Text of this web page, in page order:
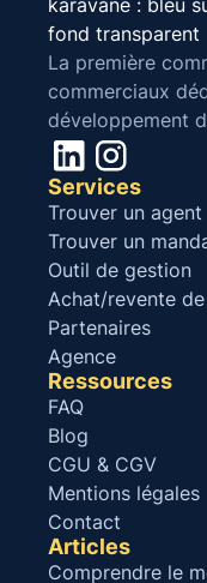
La première
commerciaux
développement
Services
Trouver un agent
Trouver un
Outil de gestion
Achat/revente
Partenaires
Agence
Ressources
FAQ
Blog
CGU & CGV
Mentions légales
Contact
Articles
Comprendre le